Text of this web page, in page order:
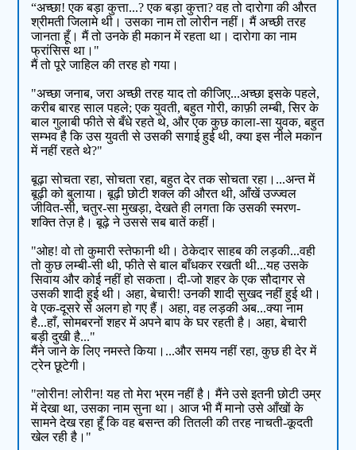
“अच्छा! एक बड़ा कुत्ता...? एक बड़ा कुत्ता? वह तो दारोगा की औरत
श्रीमती जिलामे थी। उसका नाम तो लोरीन नहीं। मैं अच्छी तरह
जानता हूँ। मैं तो उनके ही मकान में रहता था। दारोगा का नाम
फ्रांसिस था।"
मैं तो पूरे जाहिल की तरह हो गया।
"अच्छा जनाब, जरा अच्छी तरह याद तो कीजिए...अच्छा इसके पहले,
करीब बारह साल पहले; एक युवती, बहुत गोरी, काफ़ी लम्बी, सिर के
बाल गुलाबी फीते से बँधे रहते थे, और एक कुछ काला-सा युवक, बहुत
सम्भव है कि उस युवती से उसकी सगाई हुई थी, क्या इस नीले मकान
में नहीं रहते थे?"
बूढ़ा सोचता रहा, सोचता रहा, बहुत देर तक सोचता रहा।...अन्त में
बूढ़ी को बुलाया। बूढ़ी छोटी शक्ल की औरत थी, आँखें उज्ज्वल
जीवित-सी, चतुर-सा मुखड़ा, देखते ही लगता कि उसकी स्मरण-
शक्ति तेज़ है। बूढ़े ने उससे सब बातें कहीं।
"ओह! वो तो कुमारी स्तेफानी थी। ठेकेदार साहब की लड़की...वही
तो कुछ लम्बी-सी थी, फीते से बाल बाँधकर रखती थी...यह उसके
सिवाय और कोई नहीं हो सकता। दी-जो शहर के एक सौदागर से
उसकी शादी हुई थी। अहा, बेचारी! उनकी शादी सुखद नहीं हुई थी।
वे एक-दूसरे से अलग हो गए हैं। अहा, वह लड़की अब...क्या नाम
है...हाँ, सोमबरनों शहर में अपने बाप के घर रहती है। अहा, बेचारी
बड़ी दुखी है..."
मैंने जाने के लिए नमस्ते किया।...और समय नहीं रहा, कुछ ही देर में
ट्रेन छूटेगी।
"लोरीन! लोरीन! यह तो मेरा भ्रम नहीं है। मैंने उसे इतनी छोटी उम्र
में देखा था, उसका नाम सुना था। आज भी मैं मानो उसे आँखों के
सामने देख रहा हूँ कि वह बसन्त की तितली की तरह नाचती-कूदती
खेल रही है।"